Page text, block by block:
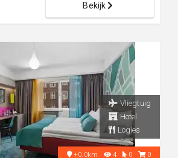
Bekijk
Vliegtuig
Hotel
Logies
+0.0km 4 0 0